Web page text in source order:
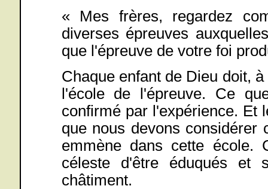
« Mes frères, regardez
diverses épreuves
que l'épreuve de votre foi
Chaque enfant de Dieu doit,
l'école de l'épreuve. Ce
confirmé par l'expérience. Et
que nous devons
emmène dans cette école.
céleste d'être éduqués
châtiment.